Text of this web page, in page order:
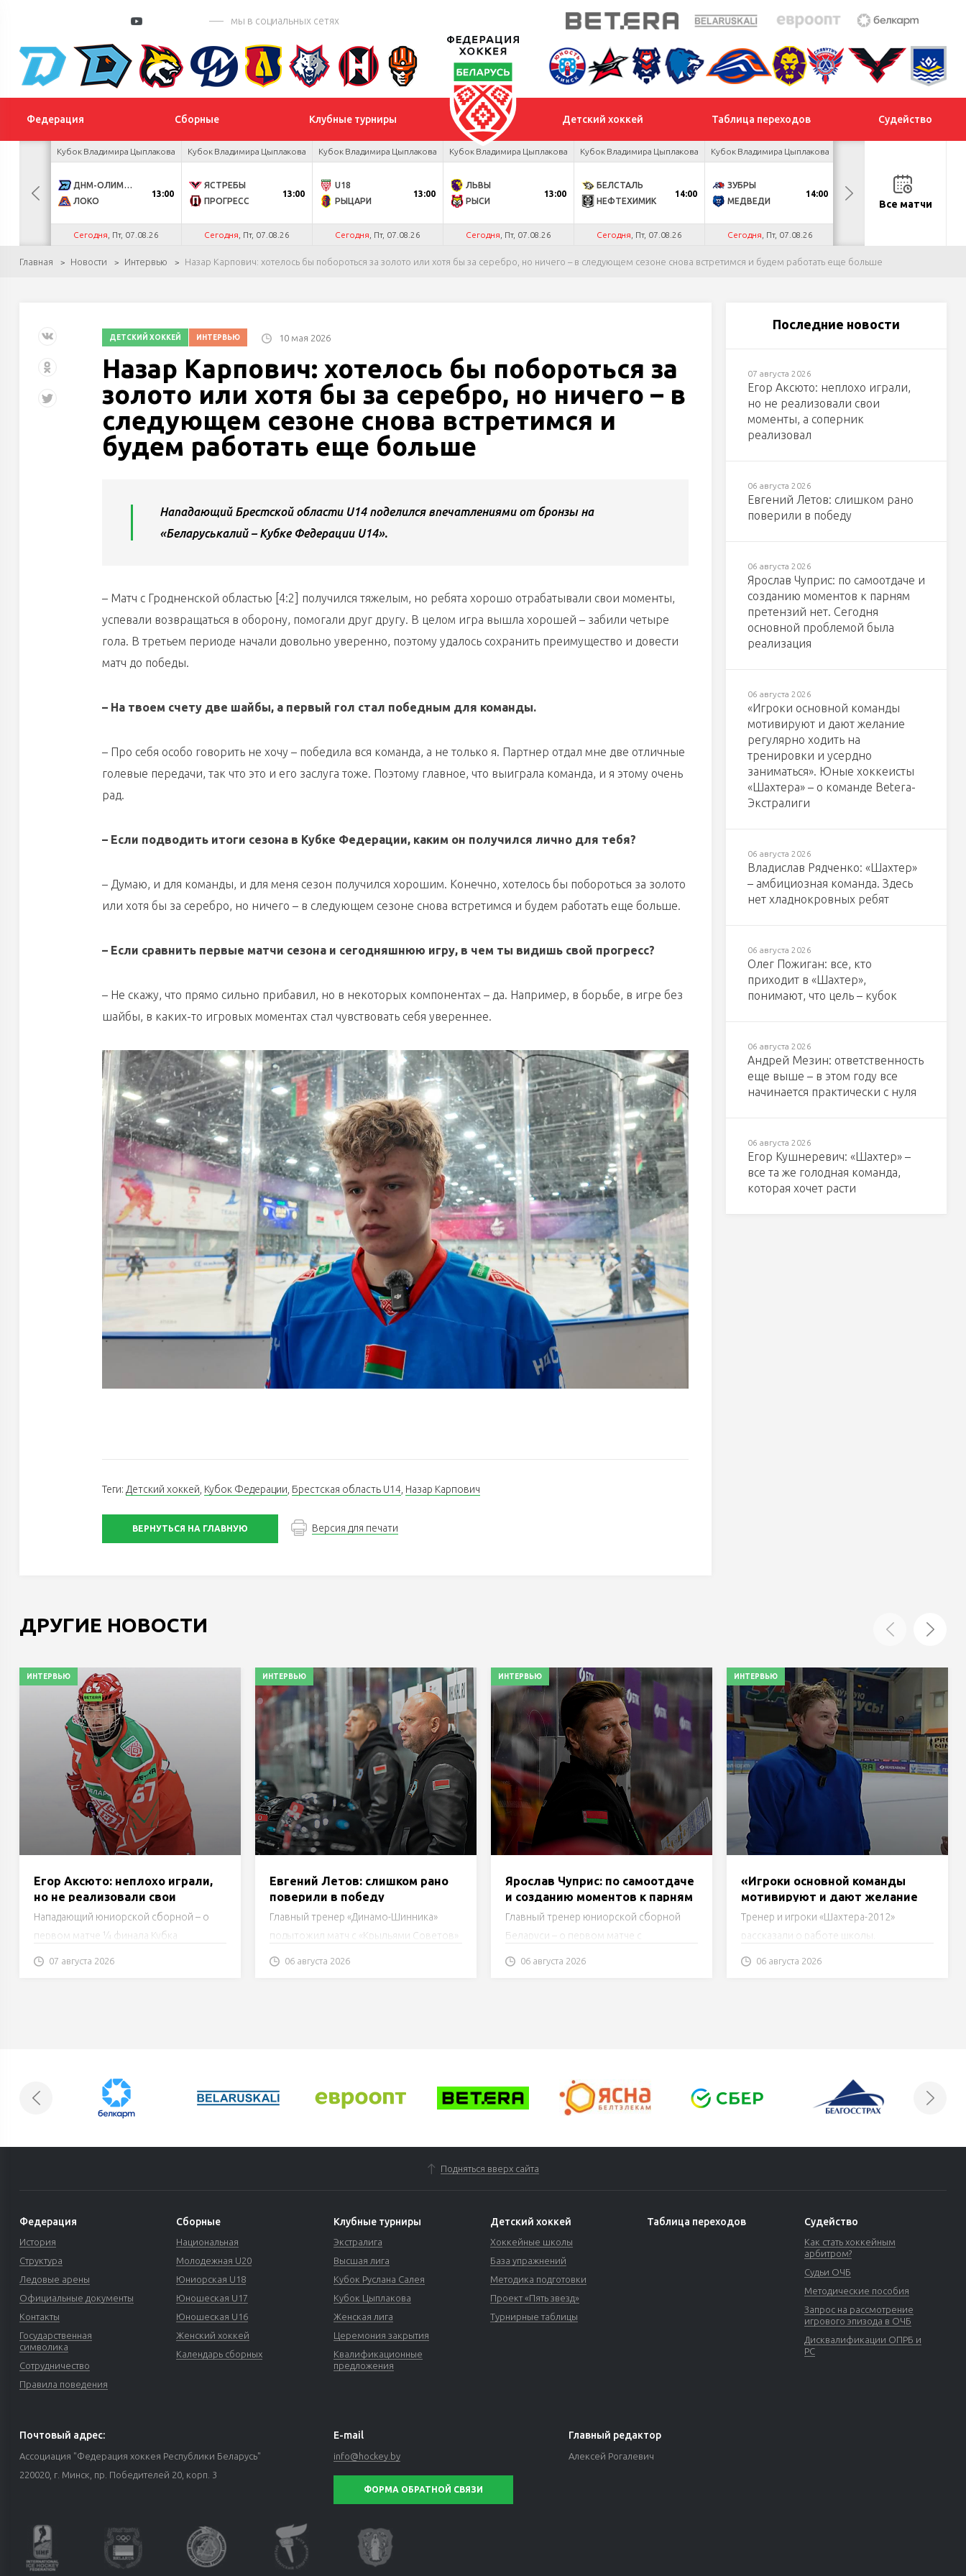
мы в социальных сетях
Федерация Сборные Клубные турниры Детский хоккей Таблица переходов Судейство
Кубок Владимира Цыплакова
ДНМ-ОЛИМПИК
ЛОКО
13:00
Сегодня , Пт, 07.08.26
Кубок Владимира Цыплакова
ЯСТРЕБЫ
ПРОГРЕСС
13:00
Сегодня , Пт, 07.08.26
Кубок Владимира Цыплакова
U18
РЫЦАРИ
13:00
Сегодня , Пт, 07.08.26
Кубок Владимира Цыплакова
ЛЬВЫ
РЫСИ
13:00
Сегодня , Пт, 07.08.26
Кубок Владимира Цыплакова
БЕЛСТАЛЬ
НЕФТЕХИМИК
14:00
Сегодня , Пт, 07.08.26
Кубок Владимира Цыплакова
ЗУБРЫ
МЕДВЕДИ
14:00
Сегодня , Пт, 07.08.26
ДНМ-ШИННИК
ТАЙФУНВсе матчи
Главная Новости Интервью Назар Карпович: хотелось бы побороться за золото или хотя бы за серебро, но ничего – в следующем сезоне снова встретимся и будем работать еще больше
ДЕТСКИЙ ХОККЕЙ ИНТЕРВЬЮ 10 мая 2026
Назар Карпович: хотелось бы побороться за
золото или хотя бы за серебро, но ничего – в
следующем сезоне снова встретимся и
будем работать еще больше
Нападающий Брестской области U14 поделился впечатлениями от бронзы на
«Беларуськалий – Кубке Федерации U14».
– Матч с Гродненской областью [4:2] получился тяжелым, но ребята хорошо отрабатывали свои моменты,
успевали возвращаться в оборону, помогали друг другу. В целом игра вышла хорошей – забили четыре
гола. В третьем периоде начали довольно уверенно, поэтому удалось сохранить преимущество и довести
матч до победы.
– На твоем счету две шайбы, а первый гол стал победным для команды.
– Про себя особо говорить не хочу – победила вся команда, а не только я. Партнер отдал мне две отличные
голевые передачи, так что это и его заслуга тоже. Поэтому главное, что выиграла команда, и я этому очень
рад.
– Если подводить итоги сезона в Кубке Федерации, каким он получился лично для тебя?
– Думаю, и для команды, и для меня сезон получился хорошим. Конечно, хотелось бы побороться за золото
или хотя бы за серебро, но ничего – в следующем сезоне снова встретимся и будем работать еще больше.
– Если сравнить первые матчи сезона и сегодняшнюю игру, в чем ты видишь свой прогресс?
– Не скажу, что прямо сильно прибавил, но в некоторых компонентах – да. Например, в борьбе, в игре без
шайбы, в каких-то игровых моментах стал чувствовать себя увереннее.
Теги: Детский хоккей Кубок Федерации Брестская область U14 Назар Карпович
ВЕРНУТЬСЯ НА ГЛАВНУЮ Версия для печати
Последние новости
07 августа 2026
Егор Аксюто: неплохо играли,
но не реализовали свои
моменты, а соперник
реализовал
06 августа 2026
Евгений Летов: слишком рано
поверили в победу
06 августа 2026
Ярослав Чуприс: по самоотдаче и
созданию моментов к парням
претензий нет. Сегодня
основной проблемой была
реализация
06 августа 2026
«Игроки основной команды
мотивируют и дают желание
регулярно ходить на
тренировки и усердно
заниматься». Юные хоккеисты
«Шахтера» – о команде Betera-
Экстралиги
06 августа 2026
Владислав Рядченко: «Шахтер»
– амбициозная команда. Здесь
нет хладнокровных ребят
06 августа 2026
Олег Пожиган: все, кто
приходит в «Шахтер»,
понимают, что цель – кубок
06 августа 2026
Андрей Мезин: ответственность
еще выше – в этом году все
начинается практически с нуля
06 августа 2026
Егор Кушнеревич: «Шахтер» –
все та же голодная команда,
которая хочет расти
ДРУГИЕ НОВОСТИ
ИНТЕРВЬЮ
Егор Аксюто: неплохо играли,
но не реализовали свои
моменты, а соперник
Нападающий юниорской сборной – о
первом матче ¼ финала Кубка
Цыплакова, где его команда уступила
07 августа 2026
ИНТЕРВЬЮ
Евгений Летов: слишком рано
поверили в победу
Главный тренер «Динамо-Шинника»
подытожил матч с «Крыльями Советов»
(3:4 ПБ).
06 августа 2026
ИНТЕРВЬЮ
Ярослав Чуприс: по самоотдаче
и созданию моментов к парням
претензий нет. Сегодня
Главный тренер юниорской сборной
Беларуси – о первом матче с
«Рыцарями» (2:3, 0-1 в серии).
06 августа 2026
ИНТЕРВЬЮ
«Игроки основной команды
мотивируют и дают желание
регулярно ходить на
тренировки и усердно
«Шахтера» – о команде Betera-
Тренер и игроки «Шахтера-2012»
рассказали о работе школы.
06 августа 2026
Подняться вверх сайта
Федерация
История
Структура
Ледовые арены
Официальные документы
Контакты
Государственная
символика
Сотрудничество
Правила поведения
Сборные
Национальная
Молодежная U20
Юниорская U18
Юношеская U17
Юношеская U16
Женский хоккей
Календарь сборных
Клубные турниры
Экстралига
Высшая лига
Кубок Руслана Салея
Кубок Цыплакова
Женская лига
Церемония закрытия
Квалификационные
предложения
Детский хоккей
Хоккейные школы
База упражнений
Методика подготовки
Проект «Пять звезд»
Турнирные таблицы
Таблица переходов Судейство
Как стать хоккейным
арбитром?
Судьи ОЧБ
Методические пособия
Запрос на рассмотрение
игрового эпизода в ОЧБ
Дисквалификации ОПРБ и
РС
Почтовый адрес:
Ассоциация "Федерация хоккея Республики Беларусь"
220020, г. Минск, пр. Победителей 20, корп. 3
E-mail
info@hockey.by
ФОРМА ОБРАТНОЙ СВЯЗИ
Главный редактор
Алексей Рогалевич